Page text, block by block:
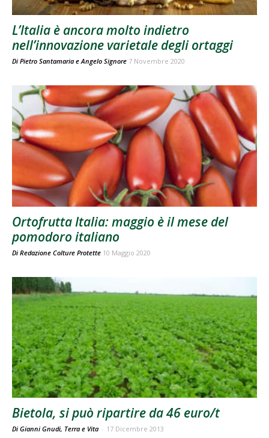
L’Italia è ancora molto indietro
nell’innovazione varietale degli ortaggi
Di Pietro Santamaria eAngelo Signore 7 Novembre 2020
Ortofrutta Italia: maggio è il mese del
pomodoro italiano
Di Redazione Colture Protette 10 Maggio 2020
Bietola, si può ripartire da 46 euro/t
Di Gianni Gnudi, Terra e Vita - 17 Dicembre 2013